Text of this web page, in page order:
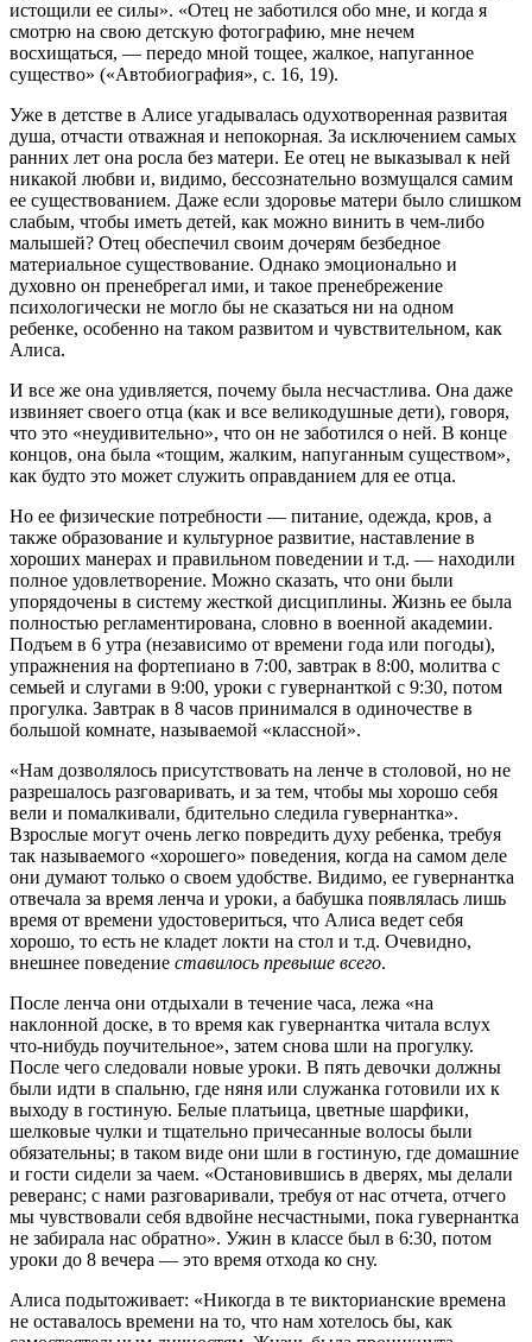
истощили ее силы». «Отец не заботился обо мне, и когда я
смотрю на свою детскую фотографию, мне нечем
восхищаться, — передо мной тощее, жалкое, напуганное
существо» («Автобиография», с. 16, 19).
Уже в детстве в Алисе угадывалась одухотворенная развитая
душа, отчасти отважная и непокорная. За исключением самых
ранних лет она росла без матери. Ее отец не выказывал к ней
никакой любви и, видимо, бессознательно возмущался самим
ее существованием. Даже если здоровье матери было слишком
слабым, чтобы иметь детей, как можно винить в чем-либо
малышей? Отец обеспечил своим дочерям безбедное
материальное существование. Однако эмоционально и
духовно он пренебрегал ими, и такое пренебрежение
психологически не могло бы не сказаться ни на одном
ребенке, особенно на таком развитом и чувствительном, как
Алиса.
И все же она удивляется, почему была несчастлива. Она даже
извиняет своего отца (как и все великодушные дети), говоря,
что это «неудивительно», что он не заботился о ней. В конце
концов, она была «тощим, жалким, напуганным существом»,
как будто это может служить оправданием для ее отца.
Но ее физические потребности — питание, одежда, кров, а
также образование и культурное развитие, наставление в
хороших манерах и правильном поведении и т.д. — находили
полное удовлетворение. Можно сказать, что они были
упорядочены в систему жесткой дисциплины. Жизнь ее была
полностью регламентирована, словно в военной академии.
Подъем в 6 утра (независимо от времени года или погоды),
упражнения на фортепиано в 7:00, завтрак в 8:00, молитва с
семьей и слугами в 9:00, уроки с гувернанткой с 9:30, потом
прогулка. Завтрак в 8 часов принимался в одиночестве в
большой комнате, называемой «классной».
«Нам дозволялось присутствовать на ленче в столовой, но не
разрешалось разговаривать, и за тем, чтобы мы хорошо себя
вели и помалкивали, бдительно следила гувернантка».
Взрослые могут очень легко повредить духу ребенка, требуя
так называемого «хорошего» поведения, когда на самом деле
они думают только о своем удобстве. Видимо, ее гувернантка
отвечала за время ленча и уроки, а бабушка появлялась лишь
время от времени удостовериться, что Алиса ведет себя
хорошо, то есть не кладет локти на стол и т.д. Очевидно,
внешнее поведение ставилось превыше всего.
После ленча они отдыхали в течение часа, лежа «на
наклонной доске, в то время как гувернантка читала вслух
что-нибудь поучительное», затем снова шли на прогулку.
После чего следовали новые уроки. В пять девочки должны
были идти в спальню, где няня или служанка готовили их к
выходу в гостиную. Белые платьица, цветные шарфики,
шелковые чулки и тщательно причесанные волосы были
обязательны; в таком виде они шли в гостиную, где домашние
и гости сидели за чаем. «Остановившись в дверях, мы делали
реверанс; с нами разговаривали, требуя от нас отчета, отчего
мы чувствовали себя вдвойне несчастными, пока гувернантка
не забирала нас обратно». Ужин в классе был в 6:30, потом
уроки до 8 вечера — это время отхода ко сну.
Алиса подытоживает: «Никогда в те викторианские времена
не оставалось времени на то, что нам хотелось бы, как